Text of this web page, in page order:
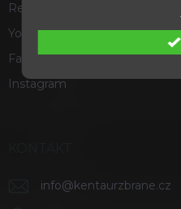
Recenze a hodnocení
Youtube
Facebook
Instagram
info@kentaurzbrane.cz